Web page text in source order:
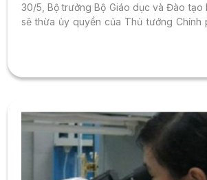
30/5, Bộ trưởng Bộ Giáo dục và Đào tạo
sẽ thừa ủy quyền của Thủ tướng Chính
Giáo dục đại học. Phóng viên báo Điện
Nam đã có cuộc trao đổi với đại biểu
sư, Tiến...